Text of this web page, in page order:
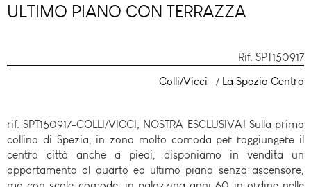
ULTIMO PIANO CON TERRAZZA
Rif. SPT150917
Colli/Vicci
/ La Spezia Centro
rif. SPT150917-COLLI/VICCI; NOSTRA ESCLUSIVA! Sulla prima
collina di Spezia, in zona molto comoda per raggiungere il
centro città anche a piedi, disponiamo in vendita un
appartamento al quarto ed ultimo piano senza ascensore,